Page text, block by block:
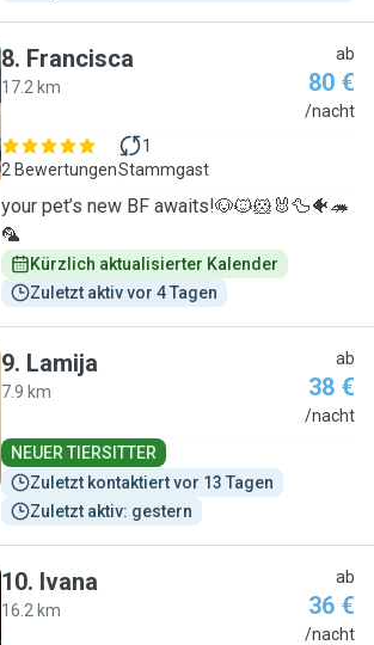
8. Francisca
17.2 km
ab
80 €
/nacht
2 Bewertungen
1
Stammgast
your pet’s new BF awaits!🐶🐱🐹🐰🦆🐠🦔
🦜
Kürzlich aktualisierter Kalender
Zuletzt aktiv vor 4 Tagen
9. Lamija
7.9 km
ab
38 €
/nacht
NEUER TIERSITTER
Zuletzt kontaktiert vor 13 Tagen
Zuletzt aktiv: gestern
10. Ivana
16.2 km
ab
36 €
/nacht